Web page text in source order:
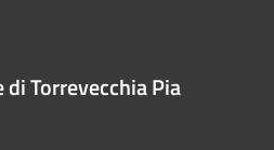
di Torrevecchia Pia